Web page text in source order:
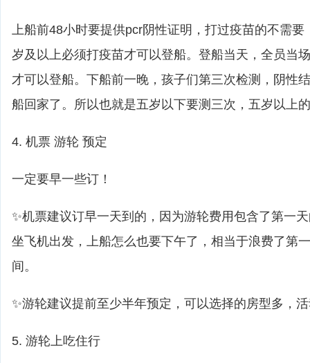
上船前48小时要提供pcr阴性证明，打过疫苗的不需要
岁及以上必须打疫苗才可以登船。登船当天，全员当
才可以登船。下船前一晚，孩子们第三次检测，阴性
船回家了。所以也就是五岁以下要测三次，五岁以上
4. 机票 游轮 预定
一定要早一些订！
✨机票建议订早一天到的，因为游轮费用包含了第一
坐飞机出发，上船怎么也要下午了，相当于浪费了第
间。
✨游轮建议提前至少半年预定，可以选择的房型多，
5. 游轮上吃住行